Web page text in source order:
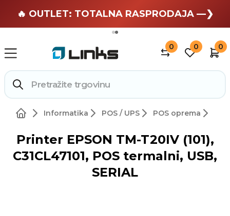
🏄 Zaslužuješ odmor —❯
🔥 OUTLET: TOTALNA RASPRODAJA —❯
0 0 0
Informatika POS / UPS POS oprema
Printer EPSON TM-T20IV (101),
C31CL47101, POS termalni, USB,
SERIAL